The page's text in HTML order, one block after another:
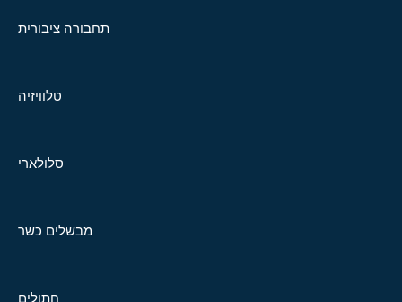
תחבורה ציבורית
טלוויזיה
סלולארי
מבשלים כשר
חתולים